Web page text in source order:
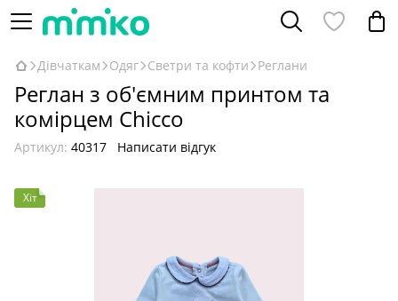
Дівчаткам Одяг Светри та кофти Реглани
Реглан з об'ємним принтом та
комірцем Chicco
Артикул: 40317 Написати відгук
Хіт